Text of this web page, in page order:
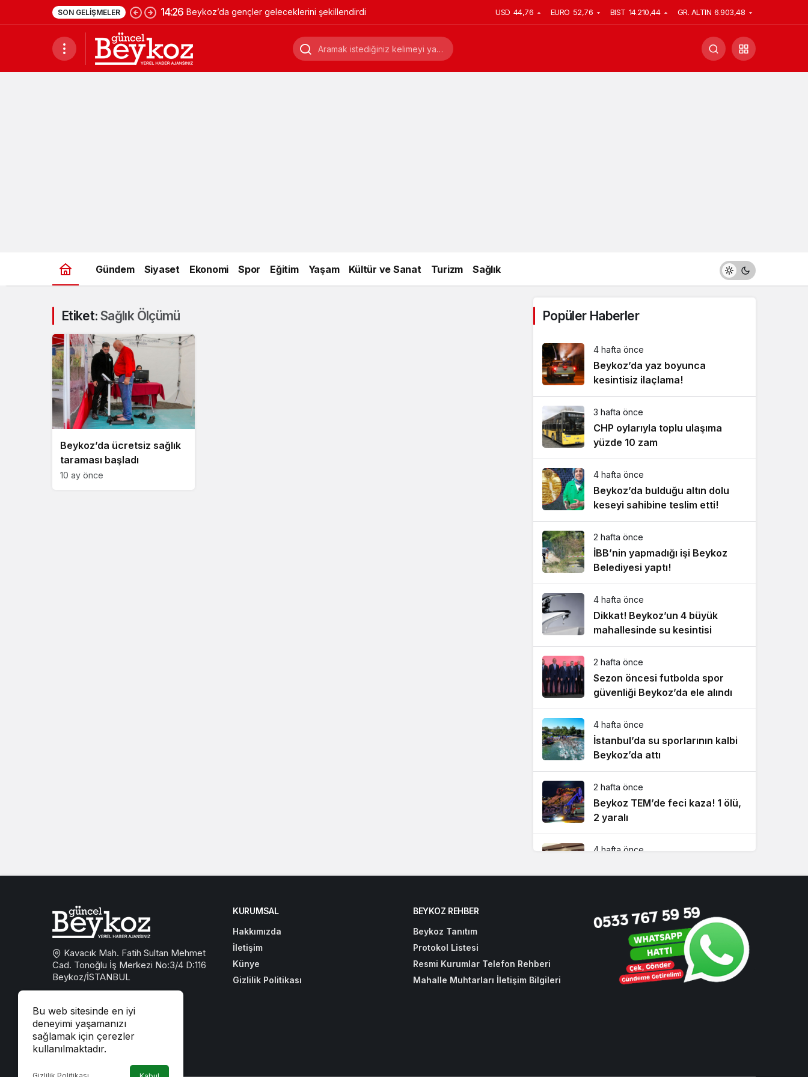
SON GELIŞMELER 14:26 Beykoz’da gençler geleceklerini şekillendirdi USD 44,76 EURO 52,76 BIST 14.210,44 GR. ALTIN 6.903,48
Gündem Siyaset Ekonomi Spor Eğitim Yaşam Kültür ve Sanat Turizm Sağlık
Etiket: Sağlık Ölçümü
Beykoz’da ücretsiz sağlık
taraması başladı
10 ay önce
Popüler Haberler
4 hafta önce
Beykoz’da yaz boyunca
kesintisiz ilaçlama!
3 hafta önce
CHP oylarıyla toplu ulaşıma
yüzde 10 zam
4 hafta önce
Beykoz’da bulduğu altın dolu
keseyi sahibine teslim etti!
2 hafta önce
İBB’nin yapmadığı işi Beykoz
Belediyesi yaptı!
4 hafta önce
Dikkat! Beykoz’un 4 büyük
mahallesinde su kesintisi
2 hafta önce
Sezon öncesi futbolda spor
güvenliği Beykoz’da ele alındı
4 hafta önce
İstanbul’da su sporlarının kalbi
Beykoz’da attı
2 hafta önce
Beykoz TEM’de feci kaza! 1 ölü,
2 yaralı
4 hafta önce
2 hafta önce
Riva’da yılların sorununa ilk
kazma vuruldu!
Bu web sitesinde en iyi
deneyimi yaşamanızı
sağlamak için çerezler
kullanılmaktadır.
Kavacık Mah. Fatih Sultan Mehmet
Cad. Tonoğlu İş Merkezi No:3/4 D:116
Beykoz/İSTANBUL
beykozguncel@gmail.com
iletisim@beykozguncel.com
KURUMSAL
Hakkımızda
İletişim
Künye
Gizlilik Politikası
BEYKOZ REHBER
Beykoz Tanıtım
Protokol Listesi
Resmi Kurumlar Telefon Rehberi
Mahalle Muhtarları İletişim Bilgileri